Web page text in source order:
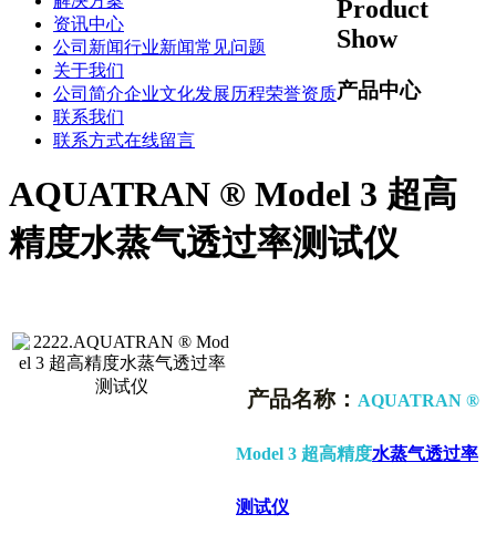
资讯中心
公司新闻行业新闻常见问题
关于我们
公司简介企业文化发展历程荣誉资质
联系我们
联系方式在线留言
Product
Show
产品中心
AQUATRAN ® Model 3 超高
精度水蒸气透过率测试仪
产品名称： AQUATRAN ®
Model 3 超高精度水蒸气透过率
测试仪